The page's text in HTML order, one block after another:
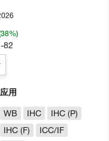
应用
WB
IHC
IHC (P)
IHC (F)
ICC/IF
82